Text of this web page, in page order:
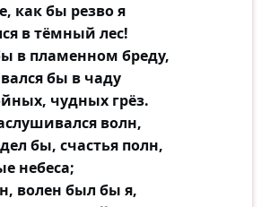
как бы резво я
в тёмный лес!
в пламенном бреду,
бы в чаду
чудных грёз.
волн,
бы, счастья полн,
небеса;
волен был бы я,